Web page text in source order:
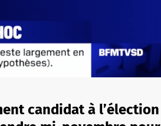
candidat à l’élection